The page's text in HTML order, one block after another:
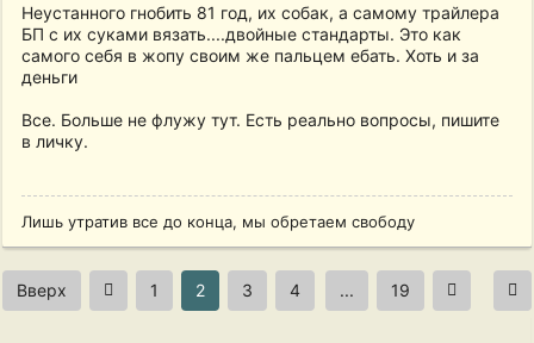
Неустанного гнобить 81 год, их собак, а самому трайлера
БП с их суками вязать....двойные стандарты. Это как
самого себя в жопу своим же пальцем ебать. Хоть и за
деньги
Все. Больше не флужу тут. Есть реально вопросы, пишите
в личку.
Лишь утратив все до конца, мы обретаем свободу
Вверх 1 2 3 4 ... 19